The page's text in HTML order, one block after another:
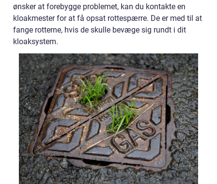
ønsker at forebygge problemet, kan du kontakte en
kloakmester for at få opsat rottespærre. De er med til at
fange rotterne, hvis de skulle bevæge sig rundt i dit
kloaksystem.